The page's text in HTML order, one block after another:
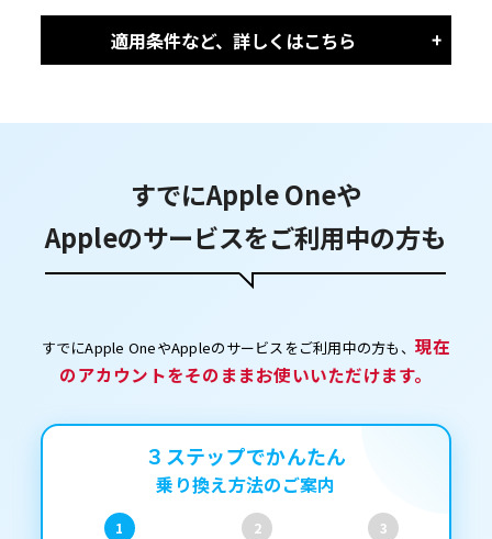
適用条件など、詳しくはこちら
すでにApple Oneや
Appleのサービスをご利用中の方も
すでにApple OneやAppleのサービスをご利用中の方も、 現在
のアカウントをそのままお使いいただけます。
３ステップでかんたん
乗り換え方法のご案内
1 2 3